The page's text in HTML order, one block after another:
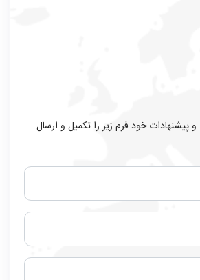
و پیشنهادات خود فرم زیر را تکمیل و ارسال